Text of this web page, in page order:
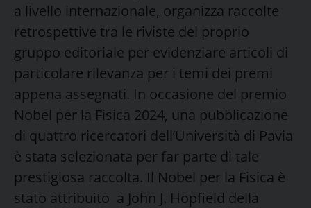
a livello internazionale, organizza raccolte
retrospettive tra le riviste del proprio
gruppo editoriale per evidenziare articoli di
particolare rilevanza per i temi dei premi
appena assegnati. In occasione del premio
Nobel per la Fisica 2024, una pubblicazione
di quattro ricercatori dell’Università di Pavia
è stata selezionata per far parte di tale
prestigiosa raccolta. Il Nobel per la Fisica è
stato attribuito a John J. Hopfield della